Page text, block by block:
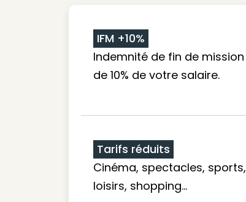
IFM +10%
Indemnité de fin de mission
de 10% de votre salaire.
Tarifs réduits
Cinéma, spectacles, sports,
loisirs, shopping...